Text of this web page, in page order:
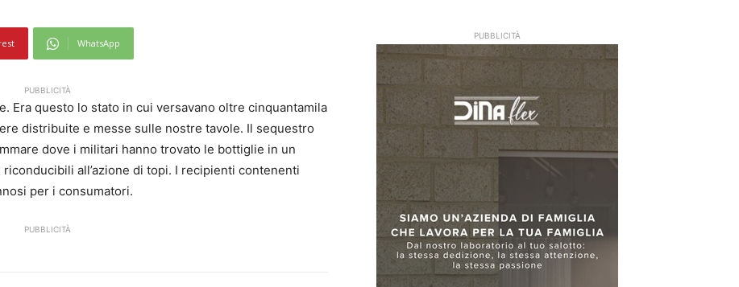
WhatsApp
PUBBLICITÀ
Era questo lo stato in cui versavano oltre cinquantamila
distribuite e messe sulle nostre tavole. Il sequestro
dove i militari hanno trovato le bottiglie in un
all’azione di topi. I recipienti contenenti
per i consumatori.
PUBBLICITÀ
PUBBLICITÀ